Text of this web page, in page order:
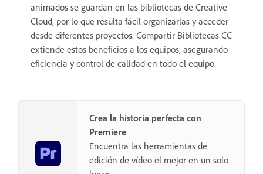
animados se guardan en las bibliotecas de Creative
Cloud, por lo que resulta fácil organizarlas y acceder
desde diferentes proyectos. Compartir Bibliotecas CC
extiende estos beneficios a los equipos, asegurando
eficiencia y control de calidad en todo el equipo.
Crea la historia perfecta con
Premiere
Encuentra las herramientas de
edición de vídeo el mejor en un solo